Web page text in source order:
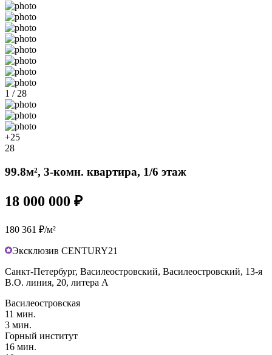
1 / 28
+25
28
99.8м², 3-комн. квартира, 1/6 этаж
18 000 000 ₽
180 361 ₽/м²
Эксклюзив CENTURY21
Санкт-Петербург, Василеостровский, Василеостровский, 13-я
В.О. линия, 20, литера А
Василеостровская
11 мин.
3 мин.
Горный институт
16 мин.